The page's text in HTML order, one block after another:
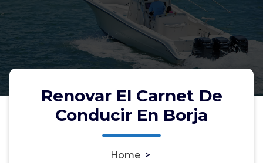
Renovar El Carnet De
Conducir En Borja
Home >